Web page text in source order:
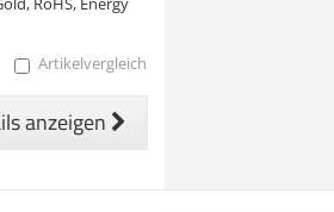
RoHS, Energy
Artikelvergleich
anzeigen